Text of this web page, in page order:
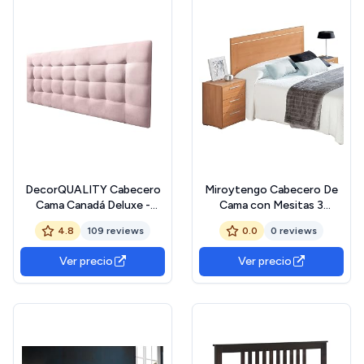
DecorQUALITY Cabecero
Cama Canadá Deluxe -
Cabezal Tapizado
Acolchado de Tela
Antimanchas - Cabecero
Premium Dormitorio (Rosa
Palo, 150x70)
4.8 109 reviews
Ver precio
Miroytengo Cabecero De
Cama con Mesitas 3
Cajones Color Cerezo
0.0 0 reviews
Ver precio